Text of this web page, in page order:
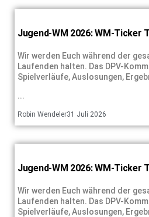
Jugend-WM 2026: WM-Ticker
Wir werden Euch während der
Laufenden halten. Das DPV-
Spielverläufe, Auslosungen,
...
Robin Wendeler31 Juli 2026
Jugend-WM 2026: WM-Ticker
Wir werden Euch während der
Laufenden halten. Das DPV-
Spielverläufe, Auslosungen,